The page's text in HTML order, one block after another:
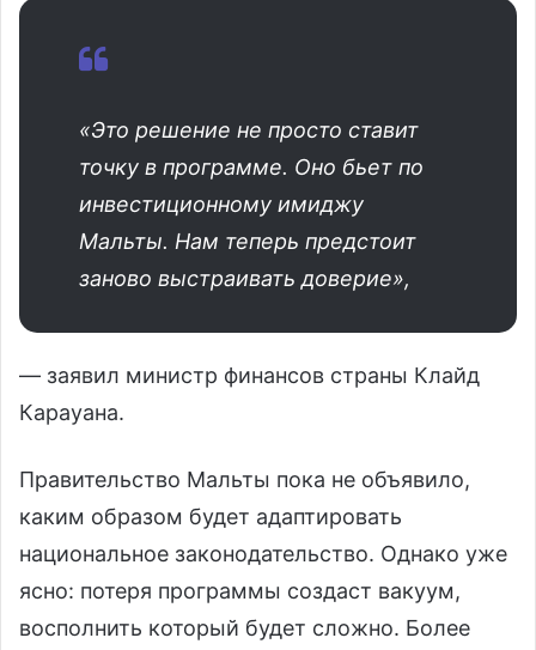
«Это решение не просто ставит
точку в программе. Оно бьет по
инвестиционному имиджу
Мальты. Нам теперь предстоит
заново выстраивать доверие»,
— заявил министр финансов страны Клайд
Карауана.
Правительство Мальты пока не объявило,
каким образом будет адаптировать
национальное законодательство. Однако уже
ясно: потеря программы создаст вакуум,
восполнить который будет сложно. Более